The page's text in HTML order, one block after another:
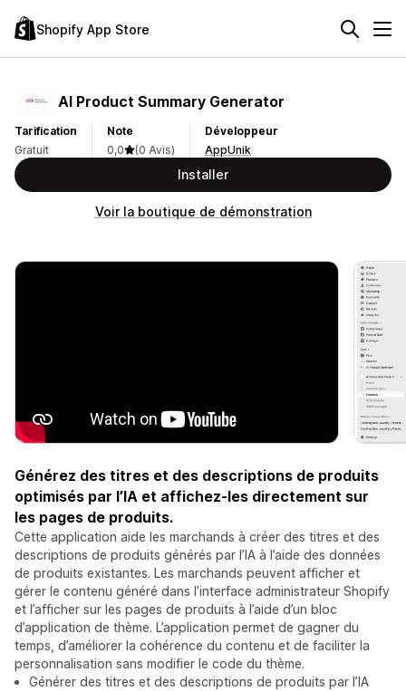
Shopify App Store
AI Product Summary Generator
Tarification
Gratuit
Note
0,0
(0 Avis)
Développeur
AppUnik
Installer
Voir la boutique de démonstration
Générez des titres et des descriptions de produits
optimisés par l’IA et affichez-les directement sur
les pages de produits.
Cette application aide les marchands à créer des titres et des
descriptions de produits générés par l’IA à l’aide des données
de produits existantes. Les marchands peuvent afficher et
gérer le contenu généré dans l’interface administrateur Shopify
et l’afficher sur les pages de produits à l’aide d’un bloc
d’application de thème. L’application permet de gagner du
temps, d’améliorer la cohérence du contenu et de faciliter la
personnalisation sans modifier le code du thème.
Générer des titres et des descriptions de produits par l’IA